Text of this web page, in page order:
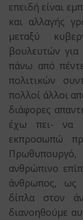
επειδή είναι
και αλλαγής
μεταξύ
βουλευτών
πάνω από
πολιτικών
πολλοί άλλοι
διάφορες
έχω πει- να
εκπροσωπώ
ανθρώπινο
άνθρωπος, ως
δίπλα στον
διανοηθούμε